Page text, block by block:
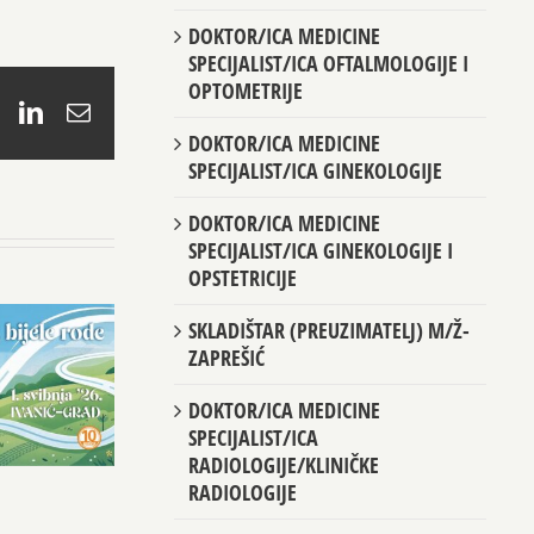
LinkedIn
Email
DOKTOR/ICA MEDICINE
SPECIJALIST/ICA OFTALMOLOGIJE I
OPTOMETRIJE
DOKTOR/ICA MEDICINE
SPECIJALIST/ICA GINEKOLOGIJE
DOKTOR/ICA MEDICINE
SPECIJALIST/ICA GINEKOLOGIJE I
OPSTETRICIJE
SKLADIŠTAR (PREUZIMATELJ) M/Ž-
ZAPREŠIĆ
DOKTOR/ICA MEDICINE
SPECIJALIST/ICA
RADIOLOGIJE/KLINIČKE
RADIOLOGIJE